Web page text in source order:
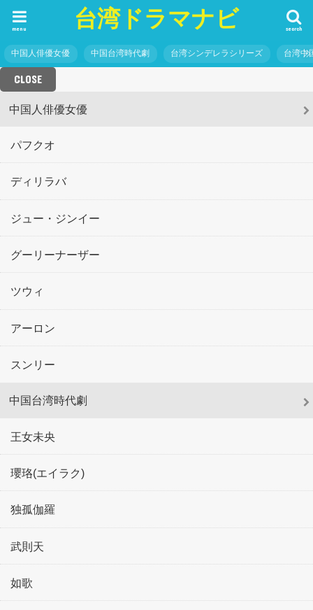
台湾ドラマナビ search
menu
中国人俳優女優 中国台湾時代劇 台湾シンデレラシリーズ 台湾中
CLOSE
中国人俳優女優
パフクオ
ディリラバ
ジュー・ジンイー
グーリーナーザー
ツウィ
アーロン
スンリー
中国台湾時代劇
王女未央
瓔珞(エイラク)
独孤伽羅
武則天
如歌